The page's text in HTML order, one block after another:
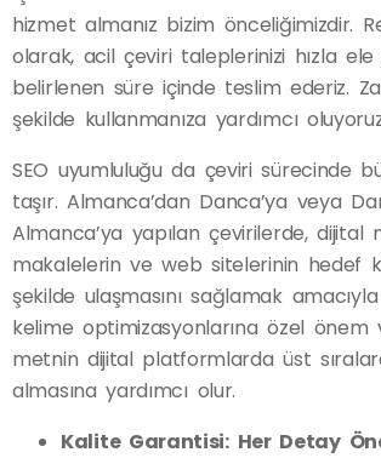
hizmet almanız bizim önceliğimizdir.
olarak, acil çeviri taleplerinizi hızla ele
belirlenen süre içinde teslim ederiz.
şekilde kullanmanıza yardımcı
SEO uyumluluğu da çeviri sürecinde
taşır. Almanca’dan Danca’ya veya
Almanca’ya yapılan çevirilerde, dijital
makalelerin ve web sitelerinin hedef
şekilde ulaşmasını sağlamak
kelime optimizasyonlarına özel önem
metnin dijital platformlarda üst
almasına yardımcı olur.
Kalite Garantisi: Her Detay